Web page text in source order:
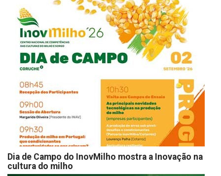
Dia de Campo do InovMilho mostra a Inovação na
cultura do milho